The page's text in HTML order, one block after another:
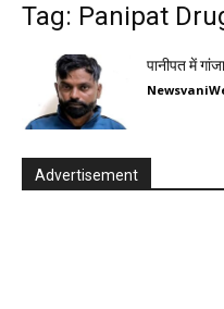
Tag: Panipat
पानीपत में
Advertisement